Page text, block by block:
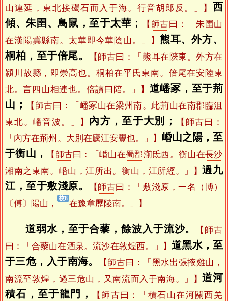
山連延，東北接碣石而入于海。行音胡郎反。」】 西
傾、朱圉、鳥鼠，至于太華；
【 師古曰：「朱圉山
在漢陽冀縣南。太華即今華陰山。」】 熊耳、外方、
桐柏，至于倍尾。
【 師古曰：「熊耳在陝東。外方在
潁川故縣，即崇高也。桐柏在平氏東南。倍尾在安陸東
北。言四山相連也。倍讀曰陪。」】 道嶓冢，至于荊
山；
【 師古曰：「嶓冢山在梁州南。此荊山在南郡臨沮
東北。嶓音波。」】 內方，至于大別； 【 師古曰：
「內方在荊州。大別在廬江安豐也。」】 崏山之陽，至
于衡山，
【 師古曰：「崏山在蜀郡湔氐西。衡山在長沙
湘南之東南。崏山，江所出。衡山，江所經。」】過九
江，至于敷淺原。
【 師古曰：「敷淺原，一名（博）
〔傅〕陽山，
在豫章歷陵南。」】
道弱水，至于合藜，餘波入于流沙。 【 師古
曰：「合藜山在酒泉。流沙在敦煌西。」】道黑水，至
于三危，入于南海。
【 師古曰：「黑水出張掖雞山，
南流至敦煌，過三危山，又南流而入于南海。」】道河
積石，至于龍門，
【 師古曰：「積石山在河關西羌